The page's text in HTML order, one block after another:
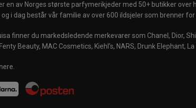
en av Norges største parfymerikjeder med 50+ butikker
og i dag består vår familie av over 600 ildsjeler som brenner
finner du markedsledende merkevarer som Chanel, Dior,
Beauty, MAC Cosmetics, Kiehl's, NARS, Drunk Elephant,